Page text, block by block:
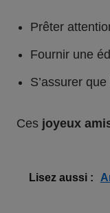
Prêter
Fournir une
S’assurer
Ces joyeux
Lisez aussi :